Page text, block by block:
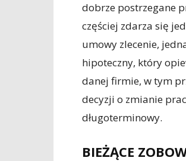
dobrze postrzegane
częściej zdarza się
umowy zlecenie,
hipoteczny, który
danej firmie, w tym
decyzji o zmianie
długoterminowy.
BIEŻĄCE